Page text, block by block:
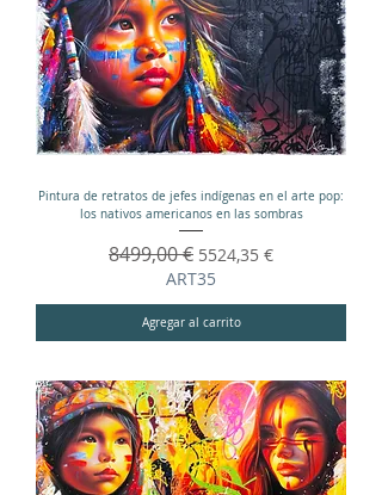
Pintura de retratos de jefes indígenas en el arte pop:
los nativos americanos en las sombras
Precio
8499,00 € Precio de oferta
5524,35 €
ART35
Agregar al carrito